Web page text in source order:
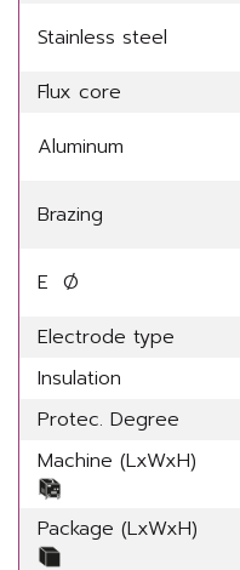
Stainless steel
Flux core
Aluminum
Brazing
E Ø
Electrode type
Insulation
Protec. Degree
Machine (LxWxH)
Package (LxWxH)